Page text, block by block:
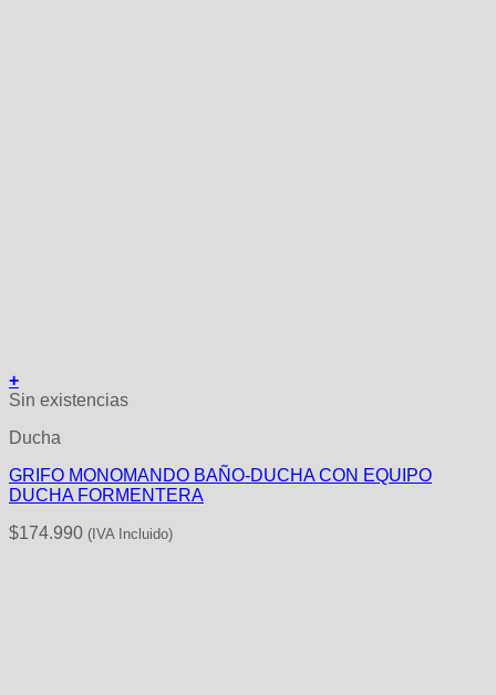
+
Sin existencias
Ducha
GRIFO MONOMANDO BAÑO-DUCHA CON EQUIPO
DUCHA FORMENTERA
$174.990 (IVA Incluido)